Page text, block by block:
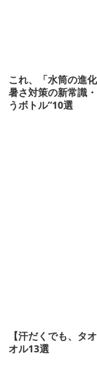
これ、「水筒の進化
暑さ対策の新常識
うボトル”10選
【汗だくでも、タ
オル13選